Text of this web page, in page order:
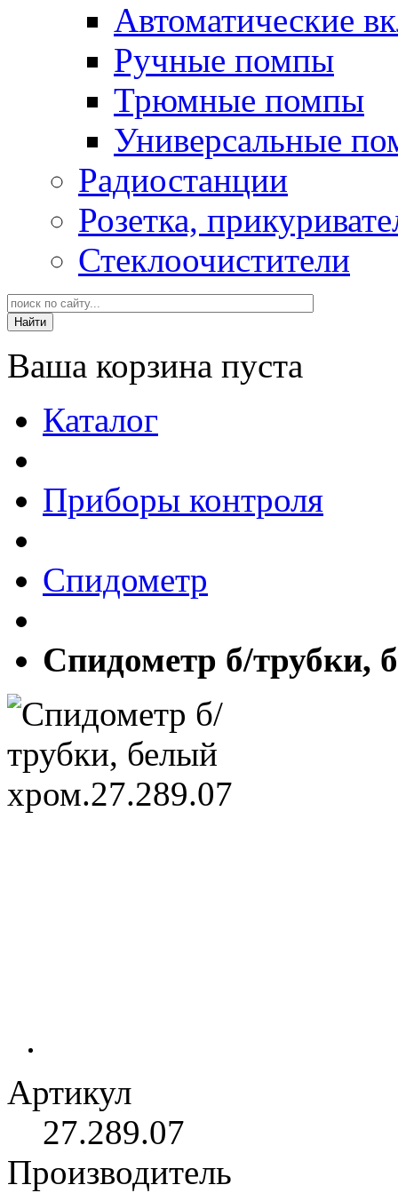
Автоматические
Ручные помпы
Трюмные помпы
Универсальные
Радиостанции
Розетка,
Стеклоочистители
Ваша корзина пуста
Каталог
Приборы контроля
Спидометр
Спидометр б/трубки,
Артикул
27.289.07
Производитель